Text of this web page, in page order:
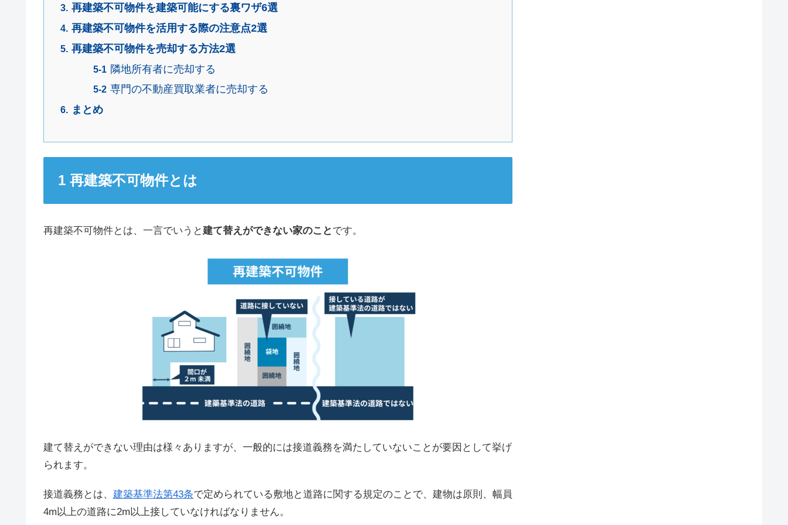
再建築不可物件を建築可能にする裏ワザ6選
再建築不可物件を活用する際の注意点2選
再建築不可物件を売却する方法2選
隣地所有者に売却する
専門の不動産買取業者に売却する
まとめ
再建築不可物件とは
再建築不可物件とは、一言でいうと建て替えができない家のこと です。
建て替えができない理由は様々ありますが、一般的には接道義務を満たしていないことが要因として挙げ
られます。
接道義務とは、 建築基準法第43条で定められている敷地と道路に関する規定のことで、建物は原則、幅員
4m以上の道路に2m以上接していなければなりません。